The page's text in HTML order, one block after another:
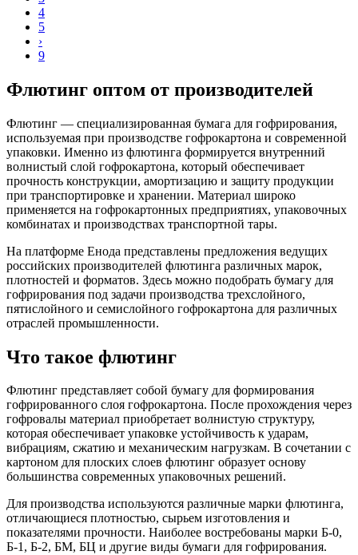
4
5
›
9
Флютинг оптом от производителей
Флютинг — специализированная бумага для гофрирования,
используемая при производстве гофрокартона и современной
упаковки. Именно из флютинга формируется внутренний
волнистый слой гофрокартона, который обеспечивает
прочность конструкции, амортизацию и защиту продукции
при транспортировке и хранении. Материал широко
применяется на гофрокартонных предприятиях, упаковочных
комбинатах и производствах транспортной тары.
На платформе Енода представлены предложения ведущих
российских производителей флютинга различных марок,
плотностей и форматов. Здесь можно подобрать бумагу для
гофрирования под задачи производства трехслойного,
пятислойного и семислойного гофрокартона для различных
отраслей промышленности.
Что такое флютинг
Флютинг представляет собой бумагу для формирования
гофрированного слоя гофрокартона. После прохождения через
гофровалы материал приобретает волнистую структуру,
которая обеспечивает упаковке устойчивость к ударам,
вибрациям, сжатию и механическим нагрузкам. В сочетании с
картоном для плоских слоев флютинг образует основу
большинства современных упаковочных решений.
Для производства используются различные марки флютинга,
отличающиеся плотностью, сырьем изготовления и
показателями прочности. Наиболее востребованы марки Б-0,
Б-1, Б-2, БМ, БЦ и другие виды бумаги для гофрирования.